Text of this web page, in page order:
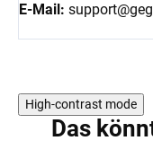
E-Mail:
High-contrast mode
Das